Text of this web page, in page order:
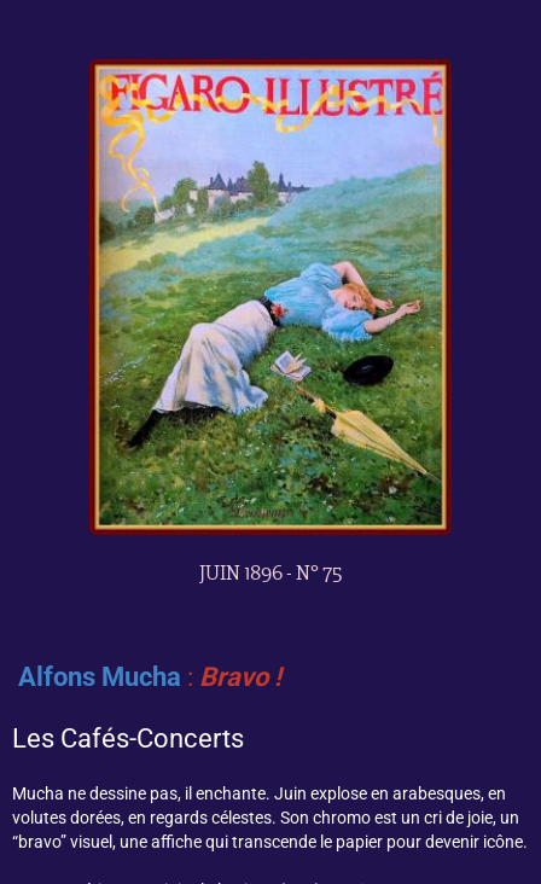
JUIN 1896 - N° 75
Alfons Mucha : Bravo !
Les Cafés-Concerts
Mucha ne dessine pas, il enchante. Juin explose en arabesques, en
volutes dorées, en regards célestes. Son chromo est un cri de joie, un
“bravo” visuel, une affiche qui transcende le papier pour devenir icône.